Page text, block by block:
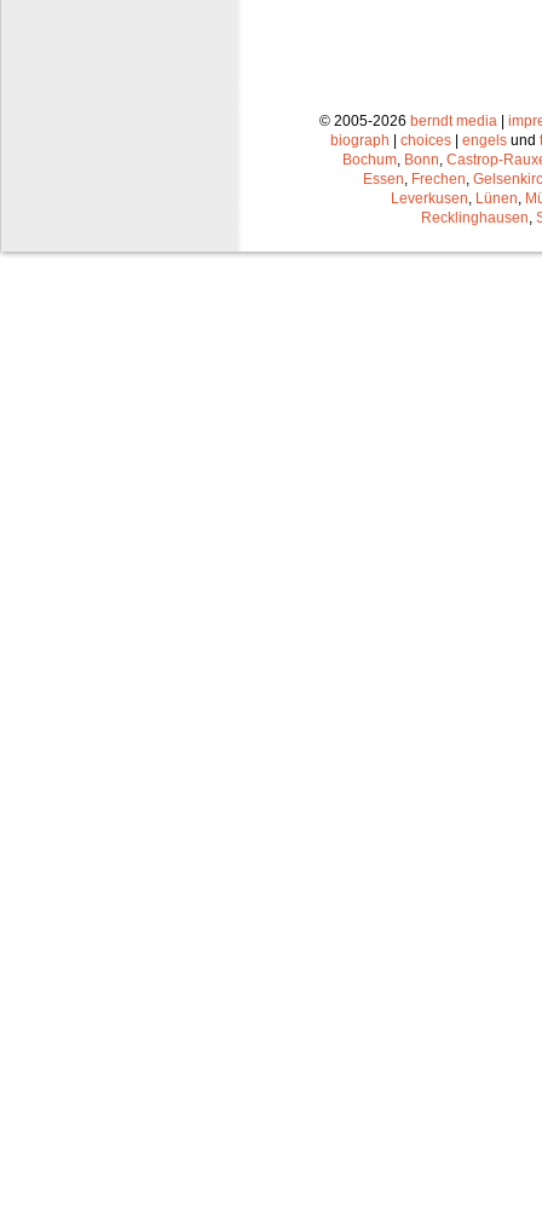
© 2005-2026 berndt media |
biograph | choices | engels und
Bochum Bonn Castrop-
Essen Frechen
Leverkusen Lünen
Recklinghausen